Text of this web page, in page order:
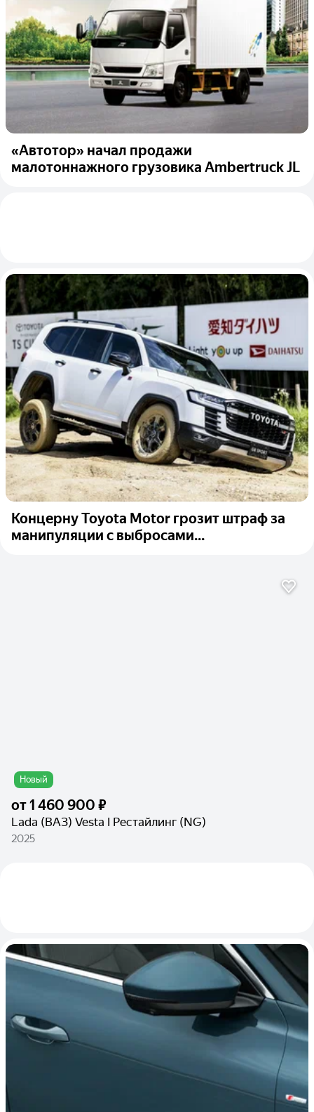
«Автотор» начал продажи
малотоннажного грузовика Ambertruck JL
Концерну Toyota Motor грозит штраф за
манипуляции с выбросами...
Новый
от1 460 900 ₽
Lada (ВАЗ) Vesta I Рестайлинг (NG)
2025